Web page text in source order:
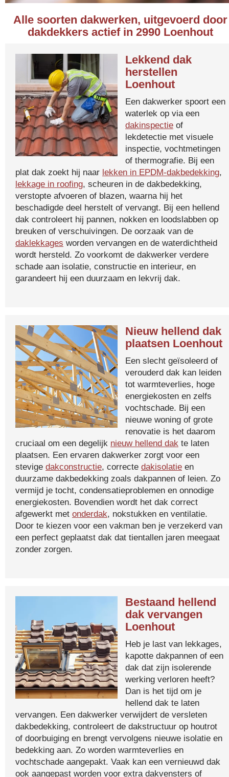
Alle soorten dakwerken, uitgevoerd door
dakdekkers actief in 2990 Loenhout
Lekkend dak
herstellen
Loenhout
Een dakwerker spoort een
waterlek op via een
dakinspectie of
lekdetectie met visuele
inspectie, vochtmetingen
of thermografie. Bij een
plat dak zoekt hij naar lekken in EPDM-dakbedekking,
lekkage in roofing, scheuren in de dakbedekking,
verstopte afvoeren of blazen, waarna hij het
beschadigde deel herstelt of vervangt. Bij een hellend
dak controleert hij pannen, nokken en loodslabben op
breuken of verschuivingen. De oorzaak van de
daklekkages worden vervangen en de waterdichtheid
wordt hersteld. Zo voorkomt de dakwerker verdere
schade aan isolatie, constructie en interieur, en
garandeert hij een duurzaam en lekvrij dak.
Nieuw hellend dak
plaatsen Loenhout
Een slecht geïsoleerd of
verouderd dak kan leiden
tot warmteverlies, hoge
energiekosten en zelfs
vochtschade. Bij een
nieuwe woning of grote
renovatie is het daarom
cruciaal om een degelijk nieuw hellend dak te laten
plaatsen. Een ervaren dakwerker zorgt voor een
stevige dakconstructie, correcte dakisolatie en
duurzame dakbedekking zoals dakpannen of leien. Zo
vermijd je tocht, condensatieproblemen en onnodige
energiekosten. Bovendien wordt het dak correct
afgewerkt met onderdak, nokstukken en ventilatie.
Door te kiezen voor een vakman ben je verzekerd van
een perfect geplaatst dak dat tientallen jaren meegaat
zonder zorgen.
Bestaand hellend
dak vervangen
Loenhout
Heb je last van lekkages,
kapotte dakpannen of een
dak dat zijn isolerende
werking verloren heeft?
Dan is het tijd om je
hellend dak te laten
vervangen. Een dakwerker verwijdert de versleten
dakbedekking, controleert de dakstructuur op houtrot
of doorbuiging en brengt vervolgens nieuwe isolatie en
bedekking aan. Zo worden warmteverlies en
vochtschade aangepakt. Vaak kan een vernieuwd dak
ook aangepast worden voor extra dakvensters of